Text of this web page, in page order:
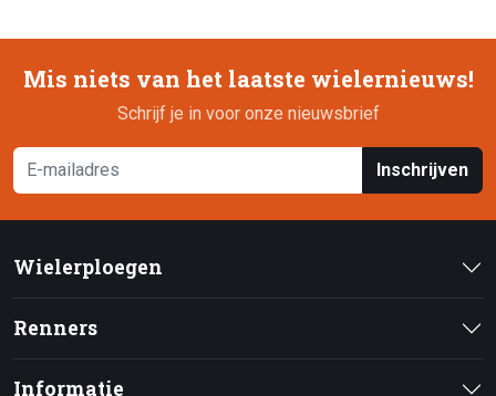
Mis niets van het laatste wielernieuws!
Schrijf je in voor onze nieuwsbrief
Inschrijven
Wielerploegen
Renners
Informatie